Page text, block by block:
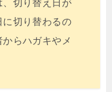
、切り替え日が
切り替わるの
らハガキやメ